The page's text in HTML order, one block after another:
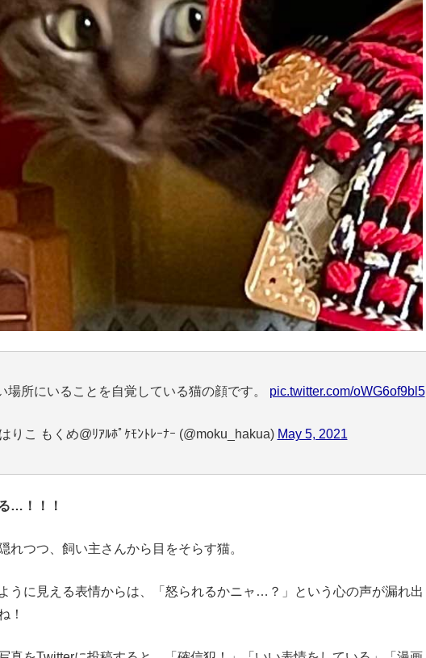
場所にいることを自覚している猫の顔です。 pic.twitter.com/oWG6of9bl5
りこ もくめ@ﾘｱﾙﾎﾟｹﾓﾝﾄﾚｰﾅｰ (@moku_hakua) May 5, 2021
…！！！
れつつ、飼い主さんから目をそらす猫。
うに見える表情からは、「怒られるかニャ…？」という心の声が漏れ出
！